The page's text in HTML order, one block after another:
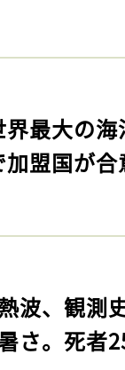
界最大の
盟国が合
波、観
さ。死者
グイン
員登録